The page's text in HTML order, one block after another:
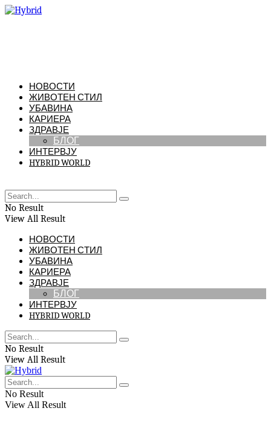
НОВОСТИ
ЖИВОТЕН СТИЛ
УБАВИНА
КАРИЕРА
ЗДРАВЈЕ
БЛОГ
ИНТЕРВЈУ
HYBRID WORLD
No Result
View All Result
НОВОСТИ
ЖИВОТЕН СТИЛ
УБАВИНА
КАРИЕРА
ЗДРАВЈЕ
БЛОГ
ИНТЕРВЈУ
HYBRID WORLD
No Result
View All Result
No Result
View All Result